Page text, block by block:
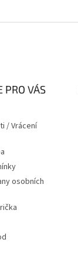
PRO VÁS
/ Vrácení
osobních